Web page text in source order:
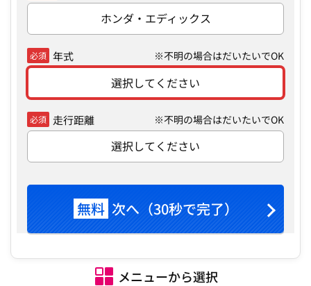
ホンダ・エディックス
必須 年式 ※不明の場合はだいたいでOK
選択してください
必須 走行距離 ※不明の場合はだいたいでOK
選択してください
無料 次へ（30秒で完了）
メニューから選択